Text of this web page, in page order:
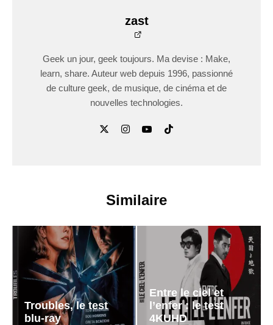
zast
Geek un jour, geek toujours. Ma devise : Make,
learn, share. Auteur web depuis 1996, passionné
de culture geek, de musique, de cinéma et de
nouvelles technologies.
Similaire
Troubles, le test
blu-ray
Entre le ciel et
l’enfer : le test
4KUHD